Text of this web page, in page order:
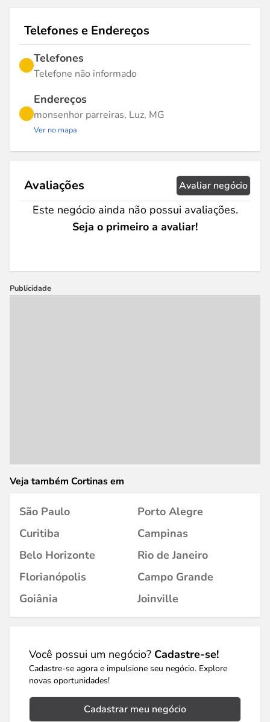
Telefones e Endereços
Telefones
Telefone não informado
Endereços
monsenhor parreiras, Luz, MG
Ver no mapa
Avaliações Avaliar negócio
Este negócio ainda não possui avaliações.
Seja o primeiro a avaliar!
Publicidade
Veja também Cortinas em
São Paulo
Porto Alegre
Curitiba
Campinas
Belo Horizonte
Rio de Janeiro
Florianópolis
Campo Grande
Goiânia
Joinville
Você possui um negócio? Cadastre-se!
Cadastre-se agora e impulsione seu negócio. Explore
novas oportunidades!
Cadastrar meu negócio